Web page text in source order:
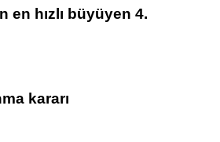
en hızlı büyüyen 4.
kararı